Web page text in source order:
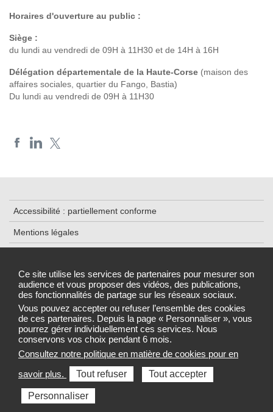
Ce site utilise les services de partenaires pour mesurer son
audience et vous proposer des vidéos, des publications,
des fonctionnalités de partage sur les réseaux sociaux.
Vous pouvez accepter ou refuser l’ensemble des cookies
de ces partenaires. Depuis la page « Personnaliser », vous
pourrez gérer individuellement ces services. Nous
conservons vos choix pendant 6 mois.
Consultez notre politique en matière de cookies pour en
savoir plus.
Tout refuser Tout accepter
Personnaliser
Horaires d'ouverture au public :
Siège :
du lundi au vendredi de 09H à 11H30 et de 14H à 16H
Délégation départementale de la Haute-Corse (maison des
affaires sociales, quartier du Fango, Bastia)
Du lundi au vendredi de 09H à 11H30
Accessibilité : partiellement conforme
Mentions légales
Plan du site
Gestion des cookies
ARS 2017
Sélectionnez une région pour accéder au site de votre Agence
régionale de santé
Toutes les ARS